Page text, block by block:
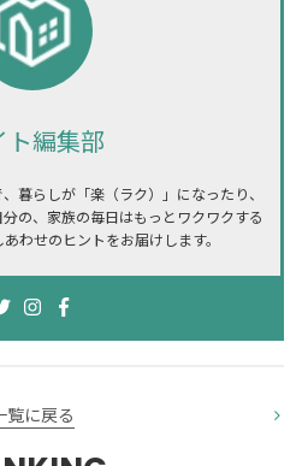
ト編集部
暮らしが「楽（ラク）」になったり、
分の、家族の毎日はもっとワクワクする
わせのヒントをお届けします。
覧に戻る